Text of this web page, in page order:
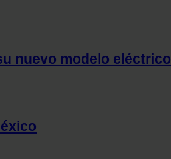
nuevo modelo eléctrico